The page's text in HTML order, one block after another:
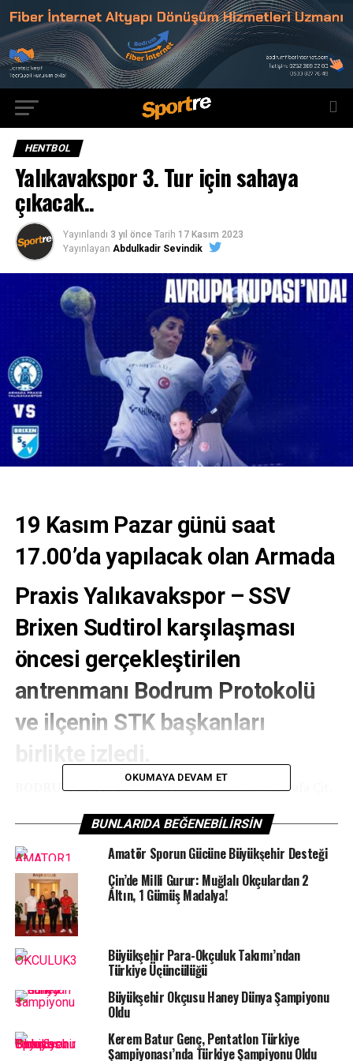
HENTBOL
Yalıkavakspor 3. Tur için sahaya
çıkacak..
Yayınlandı 3 yıl önce Tarih 17 Kasım 2023
Yayınlayan Abdulkadir Sevindik
19 Kasım Pazar günü saat
17.00’da yapılacak olan Armada
Praxis Yalıkavakspor – SSV
Brixen Sudtirol karşılaşması
öncesi gerçekleştirilen
antrenmanı Bodrum Protokolü
ve ilçenin STK başkanları
BODRUM SPOR TV –Bodrum Kaymakamı Mustafa Çit,
hizmet veren oda başkanları‘Denizin Kızları’na başarı
dileklerini sundular.
Mustafa Çit: Sizlerle guru
duyuyoruz..
Bodrum Kaymakamı Mustafa Çit, Bodrum Belediye
Başkanı Ahmet Aras, Bodrum Ticaret Odası Başkanı
Mahmut Kocadon, Bodrum Ticaret Odası Meclis Üyesi
OKUMAYA DEVAM ET
BUNLARIDA BEĞENEBILIRSIN
Amatör Sporun Gücüne Büyükşehir Desteği
Çin’de Milli Gurur: Muğlalı Okçulardan 2
Altın, 1 Gümüş Madalya!
Büyükşehir Para-Okçuluk Takımı’ndan
Türkiye Üçüncülüğü
Büyükşehir Okçusu Haney Dünya Şampiyonu
Oldu
Kerem Batur Genç, Pentatlon Türkiye
Şampiyonası’nda Türkiye Şampiyonu Oldu